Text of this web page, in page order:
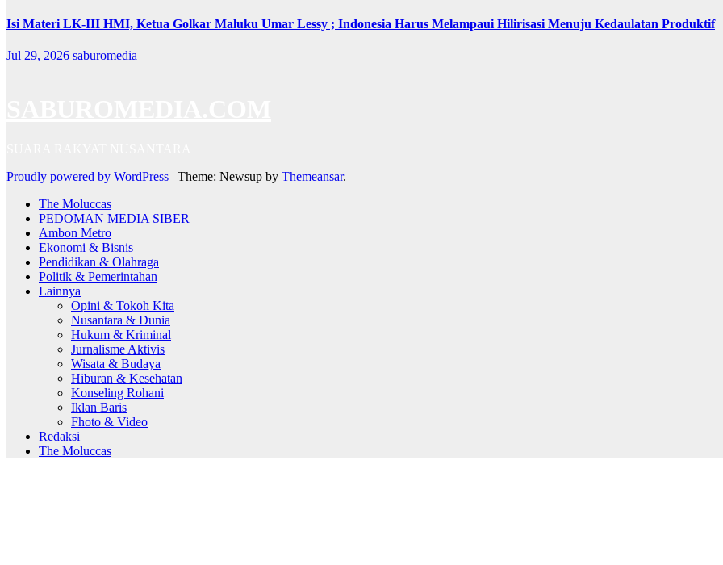
Isi Materi LK-III HMI, Ketua Golkar Maluku Umar Lessy ; Indonesia Harus Melampaui Hilirisasi Menuju Kedaulatan Produktif
Jul 29, 2026 saburomedia
Proudly powered by WordPress | Theme: Newsup by Themeansar.
The Moluccas
PEDOMAN MEDIA SIBER
Ambon Metro
Ekonomi & Bisnis
Pendidikan & Olahraga
Politik & Pemerintahan
Lainnya
Opini & Tokoh Kita
Nusantara & Dunia
Hukum & Kriminal
Jurnalisme Aktivis
Wisata & Budaya
Hiburan & Kesehatan
Konseling Rohani
Iklan Baris
Fhoto & Video
Redaksi
The Moluccas